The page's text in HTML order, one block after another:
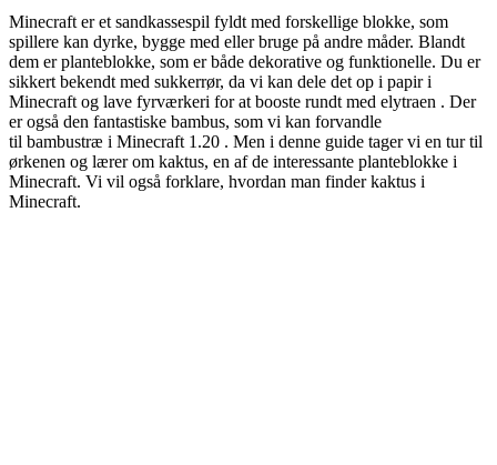
Minecraft er et sandkassespil fyldt med forskellige blokke, som
spillere kan dyrke, bygge med eller bruge på andre måder. Blandt
dem er planteblokke, som er både dekorative og funktionelle. Du er
sikkert bekendt med sukkerrør, da vi kan dele det op i papir i
Minecraft og lave fyrværkeri for at booste rundt med elytraen . Der
er også den fantastiske bambus, som vi kan forvandle
til bambustræ i Minecraft 1.20 . Men i denne guide tager vi en tur til
ørkenen og lærer om kaktus, en af ​​de interessante planteblokke i
Minecraft. Vi vil også forklare, hvordan man finder kaktus i
Minecraft.